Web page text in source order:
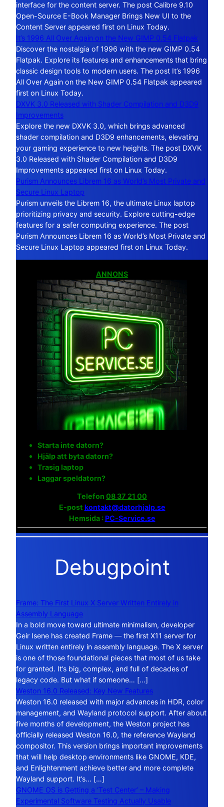
interface for the content server. The post Calibre 9.10
Open-Source E-Book Manager Brings New UI to the
Content Server appeared first on Linux Today.
It’s 1996 All Over Again on the New GIMP 0.54 Flatpak
Discover the nostalgia of 1996 with the new GIMP 0.54
Flatpak. Explore its features and enhancements that bring
classic design tools to modern users. The post It’s 1996
All Over Again on the New GIMP 0.54 Flatpak appeared
first on Linux Today.
DXVK 3.0 Released with Shader Compilation and D3D9
Improvements
Explore the new DXVK 3.0, which brings advanced
shader compilation and D3D9 enhancements, elevating
your gaming experience to new heights. The post DXVK
3.0 Released with Shader Compilation and D3D9
Improvements appeared first on Linux Today.
Purism Announces Librem 16 as World’s Most Private and
Secure Linux Laptop
Purism unveils the Librem 16, the ultimate Linux laptop
prioritizing privacy and security. Explore cutting-edge
features for a safer computing experience. The post
Purism Announces Librem 16 as World’s Most Private and
Secure Linux Laptop appeared first on Linux Today.
ANNONS
Starta inte datorn?
Hjälp att byta datorn?
Trasig laptop
Laggar speldatorn?
Telefon 08 37 21 00
E-post kontakt@datorhjalp.se
Hemsida :PC-Service.se
Debugpoint
Frame: The First Linux X Server Written Entirely in
Assembly Language
In a bold move toward ultimate minimalism, developer
Geir Isene has created Frame — the first X11 server for
Linux written entirely in assembly language. The X server
is one of those foundational pieces that most of us take
for granted. It’s big, complex, and full of decades of
legacy code. But what if someone… […]
Weston 16.0 Released: Key New Features
Weston 16.0 released with major advances in HDR, color
management, and Wayland protocol support. After about
five months of development, the Weston project has
officially released Weston 16.0, the reference Wayland
compositor. This version brings important improvements
that will help desktop environments like GNOME, KDE,
and Enlightenment achieve better and more complete
Wayland support. It’s… […]
GNOME OS is Getting a ‘Test Center’ – Making
Experimental Software Testing Actually Usable